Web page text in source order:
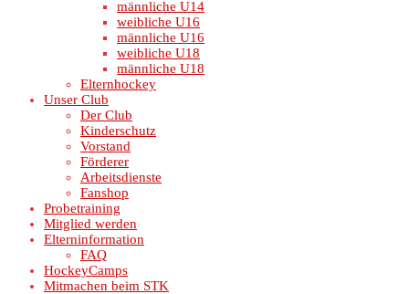
männliche U14
weibliche U16
männliche U16
weibliche U18
männliche U18
Elternhockey
Unser Club
Der Club
Kinderschutz
Vorstand
Förderer
Arbeitsdienste
Fanshop
Probetraining
Mitglied werden
Elterninformation
FAQ
HockeyCamps
Mitmachen beim STK